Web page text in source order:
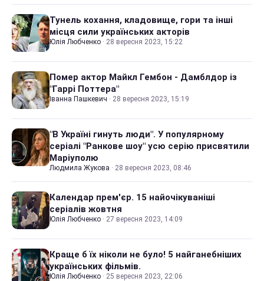
Тунель кохання, кладовище, гори та інші
місця сили українських акторів
Юлія Любченко · 28 вересня 2023, 15:22
Помер актор Майкл Гембон - Дамблдор із
"Гаррі Поттера"
Іванна Пашкевич · 28 вересня 2023, 15:19
"В Україні гинуть люди". У популярному
серіалі "Ранкове шоу" усю серію присвятили
Маріуполю
Людмила Жукова · 28 вересня 2023, 08:46
Календар прем'єр. 15 найочікуваніші
серіалів жовтня
Юлія Любченко · 27 вересня 2023, 14:09
Краще б їх ніколи не було! 5 найганебніших
українських фільмів.
Юлія Любченко · 25 вересня 2023, 22:06